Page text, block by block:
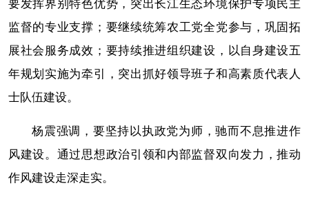
要发挥界别特色优势，突出长江生态环境保护专项民主
监督的专业支撑；要继续统筹农工党全党参与，巩固拓
展社会服务成效；要持续推进组织建设，以自身建设五
年规划实施为牵引，突出抓好领导班子和高素质代表人
士队伍建设。
杨震强调，要坚持以执政党为师，驰而不息推进作
风建设。通过思想政治引领和内部监督双向发力，推动
作风建设走深走实。